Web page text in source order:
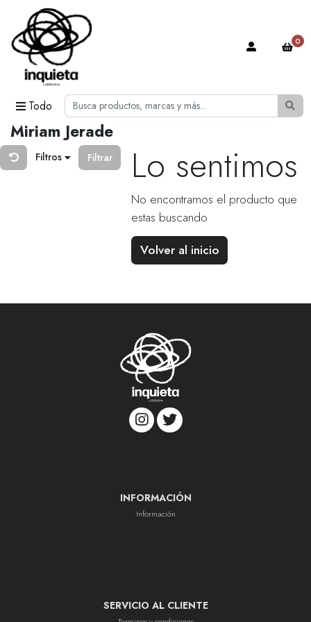
Todo
0
Miriam Jerade
Filtros Filtrar Lo sentimos
No encontramos el producto que
estas buscando
Volver al inicio
INFORMACIÓN
Información
SERVICIO AL CLIENTE